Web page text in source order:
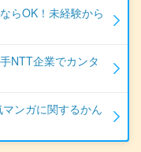
らOK！未経験から
NTT企業でカンタ
ンガに関するかん